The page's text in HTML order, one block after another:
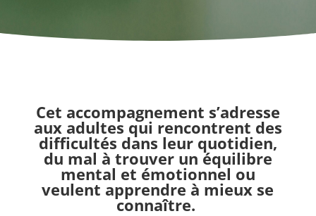
Cet accompagnement s’adresse
aux adultes qui rencontrent des
difficultés dans leur quotidien,
du mal à trouver un équilibre
mental et émotionnel ou
veulent apprendre à mieux se
connaître.